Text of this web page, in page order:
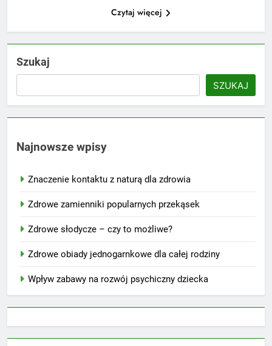
Czytaj więcej
Szukaj
SZUKAJ
Najnowsze wpisy
Znaczenie kontaktu z naturą dla zdrowia
Zdrowe zamienniki popularnych przekąsek
Zdrowe słodycze – czy to możliwe?
Zdrowe obiady jednogarnkowe dla całej rodziny
Wpływ zabawy na rozwój psychiczny dziecka